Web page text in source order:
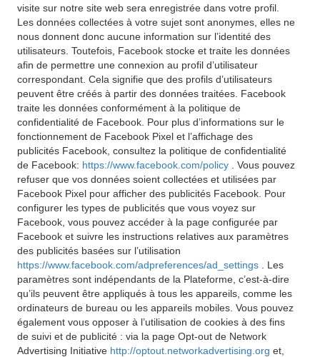
visite sur notre site web sera enregistrée dans votre profil.
Les données collectées à votre sujet sont anonymes, elles ne
nous donnent donc aucune information sur l’identité des
utilisateurs. Toutefois, Facebook stocke et traite les données
afin de permettre une connexion au profil d’utilisateur
correspondant. Cela signifie que des profils d’utilisateurs
peuvent être créés à partir des données traitées. Facebook
traite les données conformément à la politique de
confidentialité de Facebook. Pour plus d’informations sur le
fonctionnement de Facebook Pixel et l’affichage des
publicités Facebook, consultez la politique de confidentialité
de Facebook: https://www.facebook.com/policy
. Vous pouvez
refuser que vos données soient collectées et utilisées par
Facebook Pixel pour afficher des publicités Facebook. Pour
configurer les types de publicités que vous voyez sur
Facebook, vous pouvez accéder à la page configurée par
Facebook et suivre les instructions relatives aux paramètres
des publicités basées sur l’utilisation
https://www.facebook.com/adpreferences/ad_settings
. Les
paramètres sont indépendants de la Plateforme, c’est-à-dire
qu’ils peuvent être appliqués à tous les appareils, comme les
ordinateurs de bureau ou les appareils mobiles. Vous pouvez
également vous opposer à l’utilisation de cookies à des fins
de suivi et de publicité : via la page Opt-out de Network
Advertising Initiative http://optout.networkadvertising.org et,